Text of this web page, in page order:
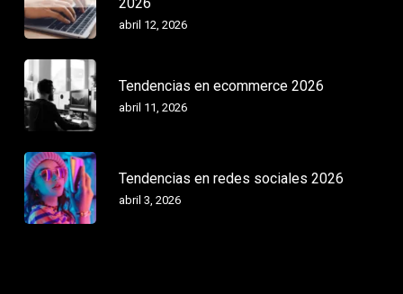
2026
abril 12, 2026
Tendencias en ecommerce 2026
abril 11, 2026
Tendencias en redes sociales 2026
abril 3, 2026